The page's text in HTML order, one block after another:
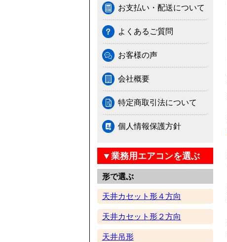
お支払い・配送について
よくあるご質問
お客様の声
会社概要
特定商取引法について
個人情報保護方針
▼業務用エアコンを選ぶ
形で選ぶ
天井カセット形４方向
天井カセット形２方向
天井吊形